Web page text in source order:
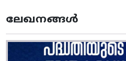
ലേഖനങ്ങൾ